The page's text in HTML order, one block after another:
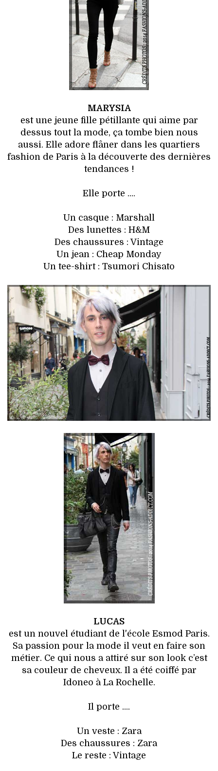
MARYSIA
est une jeune fille pétillante qui aime par
dessus tout la mode, ça tombe bien nous
aussi. Elle adore flâner dans les quartiers
fashion de Paris à la découverte des dernières
tendances !
Elle porte ....
Un casque : Marshall
Des lunettes : H&M
Des chaussures : Vintage
Un jean : Cheap Monday
Un tee-shirt : Tsumori Chisato
LUCAS
est un nouvel étudiant de l'école Esmod Paris.
Sa passion pour la mode il veut en faire son
métier. Ce qui nous a attiré sur son look c’est
sa couleur de cheveux. Il a été coiffé par
Idoneo à La Rochelle.
Il porte ....
Un veste : Zara
Des chaussures : Zara
Le reste : Vintage